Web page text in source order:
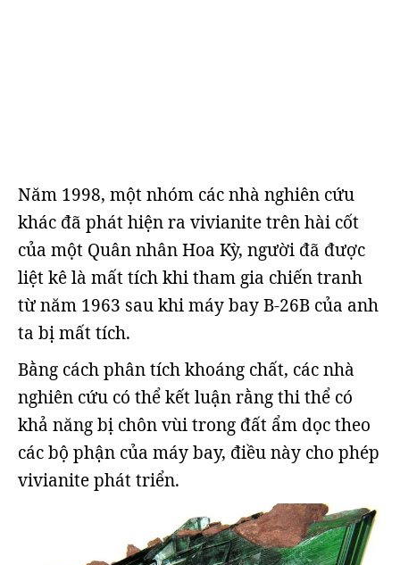
Năm 1998, một nhóm các nhà nghiên cứu
khác đã phát hiện ra vivianite trên hài cốt
của một Quân nhân Hoa Kỳ, người đã được
liệt kê là mất tích khi tham gia chiến tranh
từ năm 1963 sau khi máy bay B-26B của anh
ta bị mất tích.
Bằng cách phân tích khoáng chất, các nhà
nghiên cứu có thể kết luận rằng thi thể có
khả năng bị chôn vùi trong đất ẩm dọc theo
các bộ phận của máy bay, điều này cho phép
vivianite phát triển.